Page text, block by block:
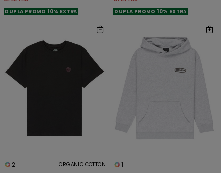
DUPLA PROMO 10% EXTRA
DUPLA PROMO 10% EXTRA
2 ORGANIC COTTON
1